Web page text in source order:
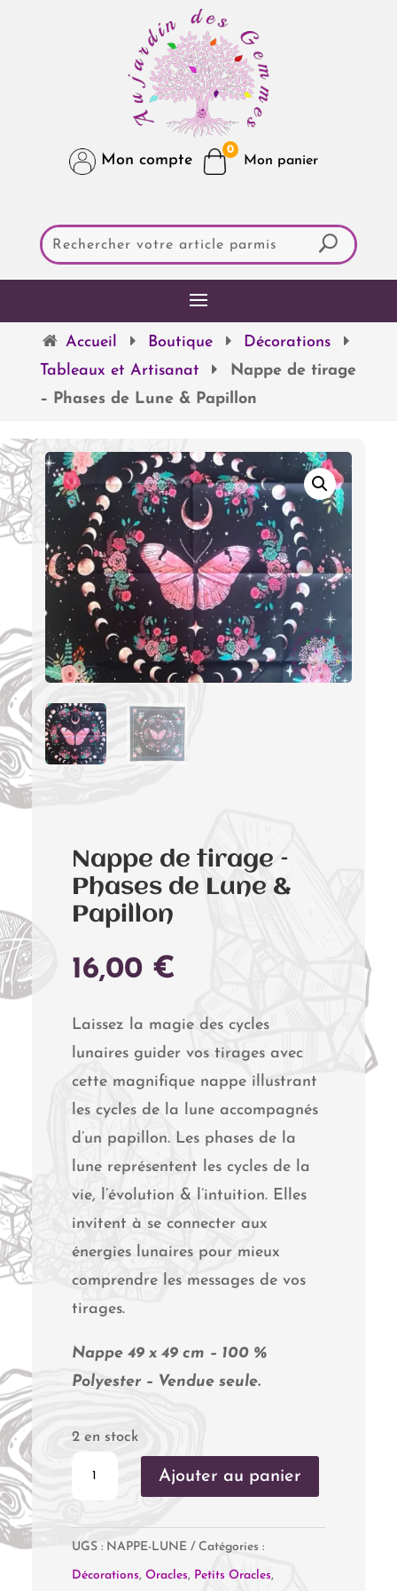
Mon compte
0
Accueil Boutique
Décorations
Tableaux et Artisanat
Nappe de tirage
– Phases de Lune & Papillon
Nappe de tirage –
Phases de Lune &
Papillon
16,00 €
Laissez la magie des cycles
lunaires guider vos tirages avec
cette magnifique nappe illustrant
les cycles de la lune accompagnés
d’un papillon. Les phases de la
lune représentent les cycles de la
vie, l’évolution & l’intuition. Elles
invitent à se connecter aux
énergies lunaires pour mieux
comprendre les messages de vos
tirages.
Nappe 49 x 49 cm – 100 %
Polyester – Vendue seule.
2 en stock
de
tirage
Ajouter au panier
UGS : NAPPE-LUNE Catégories :
Décorations, Oracles, Petits Oracles,